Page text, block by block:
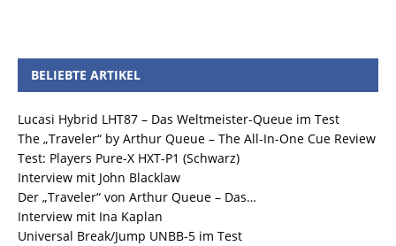
BELIEBTE ARTIKEL
Lucasi Hybrid LHT87 – Das Weltmeister-Queue im Test
The „Traveler“ by Arthur Queue – The All-In-One Cue Review
Test: Players Pure-X HXT-P1 (Schwarz)
Interview mit John Blacklaw
Der „Traveler“ von Arthur Queue – Das…
Interview mit Ina Kaplan
Universal Break/Jump UNBB-5 im Test